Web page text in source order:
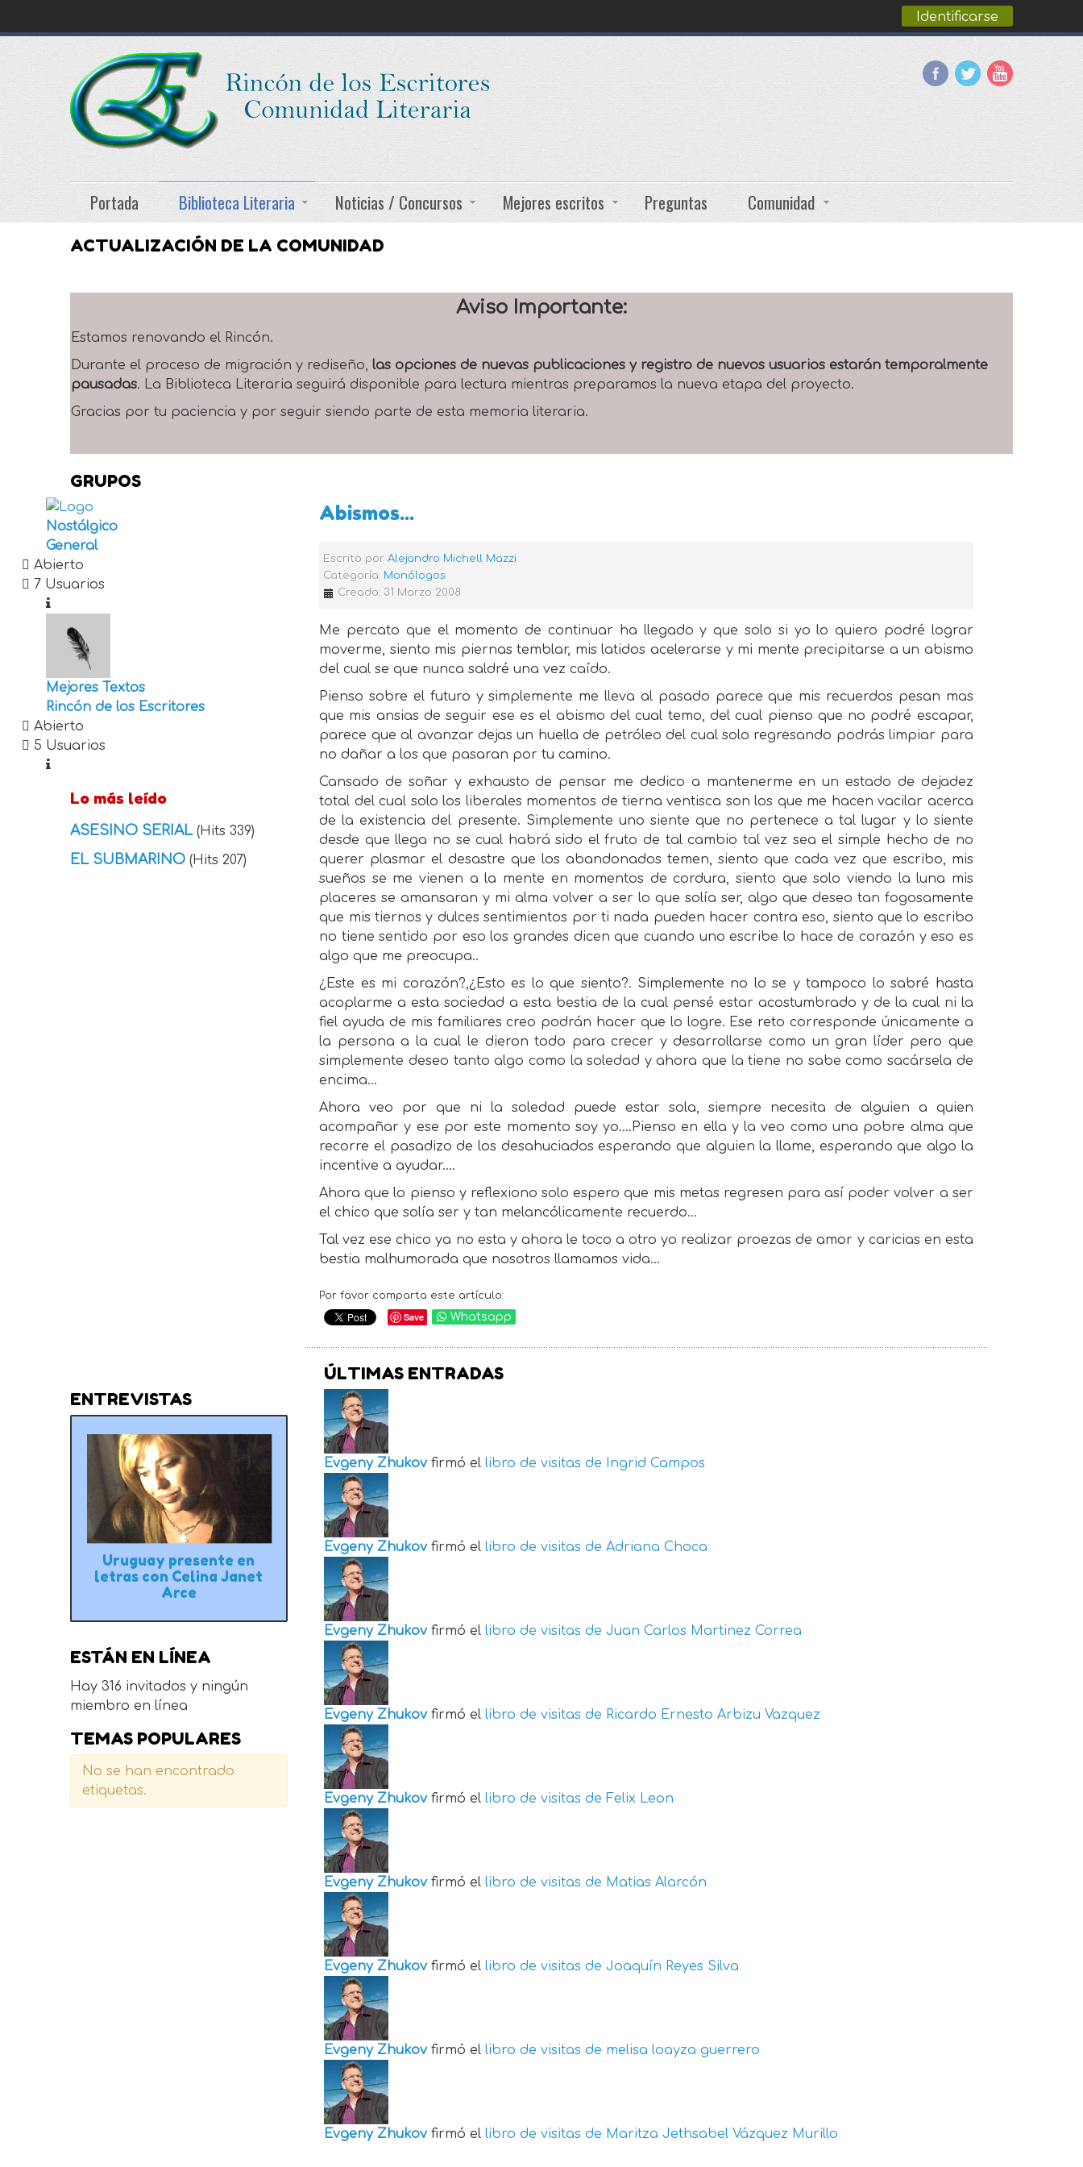
Identificarse
Portada Biblioteca Literaria Noticias / Concursos Mejores escritos Preguntas Comunidad
ACTUALIZACIÓN DE LA COMUNIDAD
Aviso Importante:
Estamos renovando el Rincón.
Durante el proceso de migración y rediseño, las opciones de nuevas publicaciones y registro de nuevos usuarios estarán temporalmente
pausadas. La Biblioteca Literaria seguirá disponible para lectura mientras preparamos la nueva etapa del proyecto.
Gracias por tu paciencia y por seguir siendo parte de esta memoria literaria.
Abismos...
Escrito porAlejandro Michell Mazzi
Categoría: Monólogos
Creado: 31 Marzo 2008
Me percato que el momento de continuar ha llegado y que solo si yo lo quiero podré lograr
moverme, siento mis piernas temblar, mis latidos acelerarse y mi mente precipitarse a un abismo
del cual se que nunca saldré una vez caído.
Pienso sobre el futuro y simplemente me lleva al pasado parece que mis recuerdos pesan mas
que mis ansias de seguir ese es el abismo del cual temo, del cual pienso que no podré escapar,
parece que al avanzar dejas un huella de petróleo del cual solo regresando podrás limpiar para
no dañar a los que pasaran por tu camino.
Cansado de soñar y exhausto de pensar me dedico a mantenerme en un estado de dejadez
total del cual solo los liberales momentos de tierna ventisca son los que me hacen vacilar acerca
de la existencia del presente. Simplemente uno siente que no pertenece a tal lugar y lo siente
desde que llega no se cual habrá sido el fruto de tal cambio tal vez sea el simple hecho de no
querer plasmar el desastre que los abandonados temen, siento que cada vez que escribo, mis
sueños se me vienen a la mente en momentos de cordura, siento que solo viendo la luna mis
placeres se amansaran y mi alma volver a ser lo que solía ser, algo que deseo tan fogosamente
que mis tiernos y dulces sentimientos por ti nada pueden hacer contra eso, siento que lo escribo
no tiene sentido por eso los grandes dicen que cuando uno escribe lo hace de corazón y eso es
algo que me preocupa..
¿Este es mi corazón?,¿Esto es lo que siento?. Simplemente no lo se y tampoco lo sabré hasta
acoplarme a esta sociedad a esta bestia de la cual pensé estar acostumbrado y de la cual ni la
fiel ayuda de mis familiares creo podrán hacer que lo logre. Ese reto corresponde únicamente a
la persona a la cual le dieron todo para crecer y desarrollarse como un gran líder pero que
simplemente deseo tanto algo como la soledad y ahora que la tiene no sabe como sacársela de
encima...
Ahora veo por que ni la soledad puede estar sola, siempre necesita de alguien a quien
acompañar y ese por este momento soy yo....Pienso en ella y la veo como una pobre alma que
recorre el pasadizo de los desahuciados esperando que alguien la llame, esperando que algo la
incentive a ayudar....
Ahora que lo pienso y reflexiono solo espero que mis metas regresen para así poder volver a ser
el chico que solía ser y tan melancólicamente recuerdo...
Tal vez ese chico ya no esta y ahora le toco a otro yo realizar proezas de amor y caricias en esta
bestia malhumorada que nosotros llamamos vida...
Por favor comparta este artículo:
Save Whatsapp
ÚLTIMAS ENTRADAS
Evgeny Zhukov firmó el libro de visitas de Ingrid Campos
Evgeny Zhukov firmó el libro de visitas de Adriana Choca
Evgeny Zhukov firmó el libro de visitas de Juan Carlos Martinez Correa
Evgeny Zhukov firmó el libro de visitas de Ricardo Ernesto Arbizu Vazquez
Evgeny Zhukov firmó el libro de visitas de Felix Leon
Evgeny Zhukov firmó el libro de visitas de Matias Alarcón
Evgeny Zhukov firmó el libro de visitas de Joaquín Reyes Silva
Evgeny Zhukov firmó el libro de visitas de melisa loayza guerrero
Evgeny Zhukov firmó el libro de visitas de Maritza Jethsabel Vázquez Murillo
GRUPOS
Nostálgico
General
Abierto
7 Usuarios
Mejores Textos
Rincón de los Escritores
Abierto
5 Usuarios
Lo más leído
ASESINO SERIAL (Hits 339)
EL SUBMARINO (Hits 207)
ENTREVISTAS
Uruguay presente en
letras con Celina Janet
Arce
ESTÁN EN LÍNEA
Hay 316 invitados y ningún
miembro en línea
TEMAS POPULARES
No se han encontrado
etiquetas.